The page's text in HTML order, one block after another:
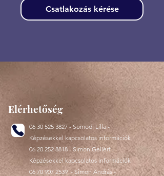
Csatlakozás kérése
Elérhetőség
06 30 525 3827 - Somodi Lilla -
Képzésekkel kapcsolatos információk
06 20 252 8818 - Simon Gellért -
Képzésekkel kapcsolatos információk
06 70 907 2539- Simon András -